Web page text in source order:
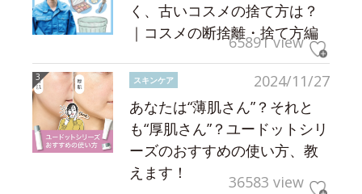
く、古いコスメの捨て方は？
｜コスメの断捨離・捨て方編
65891 view
2024/11/27
スキンケア
あなたは“薄肌さん”？それと
も“厚肌さん”？ユードットシリ
ーズのおすすめの使い方、教
えます！
36583 view